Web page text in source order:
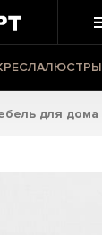
ЛЮСТРЫ
для дома